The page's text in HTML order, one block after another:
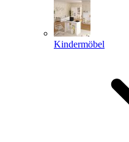
Kindermöbel